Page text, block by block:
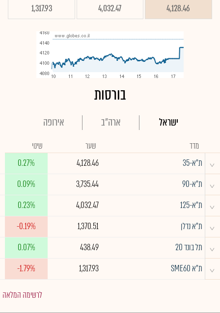
4,128.46
4,032.47
1,317.93
בורסות
ישראל ארה"ב אירופה
מדד שער שינוי
^ ת"א-35 4,128.46
0.27%
^ ת"א-90 3,735.44
0.09%
^ ת"א-125 4,032.47
0.23%
^ ת"א נדלן 1,370.51
-0.19%
^ תל בונד 20 438.49
0.07%
^ ת"א SME60 1,317.93
-1.79%
לרשימה המלאה